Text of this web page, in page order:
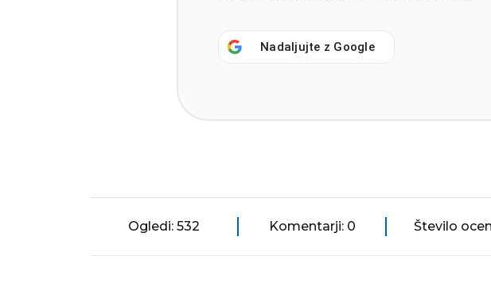
Nadaljujte z Google
Ogledi: 532 Komentarji: 0 Število